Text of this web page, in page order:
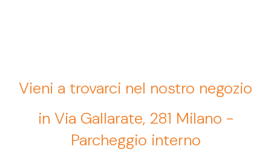
Vieni a trovarci nel nostro negozio
in Via Gallarate, 281 Milano -
Parcheggio interno